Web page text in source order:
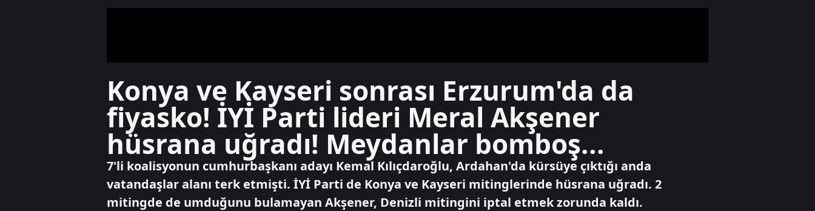
Akın Gürlek'ten
Bilecik'te arazide
çıkan yangın
Evdeki tehlike:
Kapsül deterjanlar
Konya ve Kayseri sonrası Erzurum'da da
fiyasko! İYİ Parti lideri Meral Akşener
hüsrana uğradı! Meydanlar bomboş...
7'li koalisyonun cumhurbaşkanı adayı Kemal Kılıçdaroğlu, Ardahan'da kürsüye çıktığı anda
vatandaşlar alanı terk etmişti. İYİ Parti de Konya ve Kayseri mitinglerinde hüsrana uğradı. 2
mitingde de umduğunu bulamayan Akşener, Denizli mitingini iptal etmek zorunda kaldı.